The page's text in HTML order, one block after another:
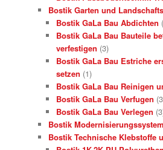
Bostik Garten und
Bostik GaLa Bau Abdichten
Bostik GaLa Bau Bauteile
verfestigen (3)
Bostik GaLa Bau Estriche
setzen (1)
Bostik GaLa Bau Reinigen
Bostik GaLa Bau Verfugen
Bostik GaLa Bau Verlegen
Bostik
Bostik Technische Klebstoffe